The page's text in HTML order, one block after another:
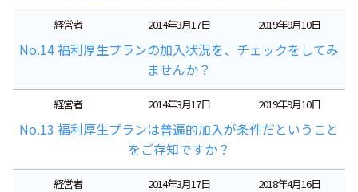
経営者 2014年3月17日 2019年9月10日
No.14 福利厚生プランの加入状況を、チェックをしてみ
ませんか？
経営者 2014年3月17日 2019年9月10日
No.13 福利厚生プランは普遍的加入が条件だということ
をご存知ですか？
経営者 2014年3月17日 2018年4月16日